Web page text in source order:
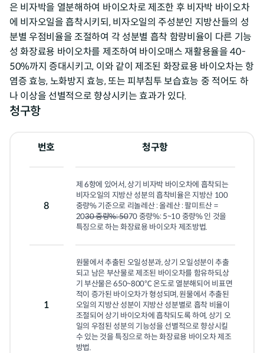
은 비자박을 열분해하여 바이오차로 제조한 후 비자박 바이오차
에 비자오일을 흡착시키되, 비자오일의 주성분인 지방산들의 성
분별 우점비율을 조절하여 각 성분별 흡착 함량비율이 다른 기능
성 화장료용 바이오차를 제조하여 바이오매스 재활용율을 40-
50%까지 증대시키고, 이와 같이 제조된 화장료용 바이오차는 항
염증 효능, 노화방지 효능, 또는 피부침투 보습효능 중 적어도 하
나 이상을 선별적으로 향상시키는 효과가 있다.
청구항
번호 청구항
8
제 6항에 있어서, 상기 비자박 바이오차에 흡착되는
비자오일의 지방산 성분의 흡착비율은 지방산 100
중량% 기준으로 리놀레산 : 올레산 : 팔미트산 =
2030 중량%: 5070 중량%: 5~10 중량% 인 것을
특징으로 하는 화장료용 바이오차 제조방법.
1
원물에서 추출된 오일성분과, 상기 오일성분이 추출
되고 남은 부산물로 제조된 바이오차를 함유하되,상
기 부산물은 650~800℃ 온도로 열분해되어 비표면
적이 증가된 바이오차가 형성되며, 원물에서 추출된
오일의 지방산 성분이 지방산 성분별로 흡착 비율이
조절되어 상기 바이오차에 흡착되도록 하여, 상기 오
일의 우점된 성분의 기능성을 선별적으로 향상시킬
수 있는 것을 특징으로 하는 화장료용 바이오차 제조
방법.